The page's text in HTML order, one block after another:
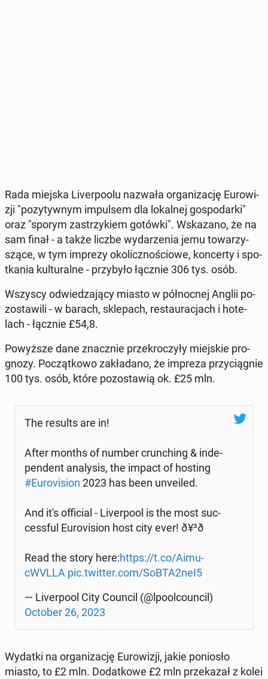
Rada miejska Li­ver­po­olu nazwała or­ga­ni­za­cję Eu­ro­wi­
zji "po­zy­tyw­nym im­pul­sem dla lo­kal­nej go­spo­dar­ki"
oraz "sporym za­strzy­kiem gotówki". Wska­za­no, że na
sam finał - a także liczbe wy­da­rze­nia jemu to­wa­rzy­
szą­ce, w tym imprezy oko­licz­no­ścio­we, kon­cer­ty i spo­
tka­nia kul­tu­ral­ne - przy­by­ło łącznie 306 tys. osób.
Wszyscy od­wie­dza­ją­cy miasto w pół­noc­nej Anglii po­
zo­sta­wi­li - w barach, skle­pach, re­stau­ra­cjach i ho­te­
lach - łącznie £54,8.
Po­wyż­sze dane znacz­nie prze­kro­czy­ły miej­skie pro­
gno­zy. Po­cząt­ko­wo za­kła­da­no, że impreza przy­cią­gnie
100 tys. osób, które po­zo­sta­wią ok. £25 mln.
The results are in!
After months of number crun­ching & in­de­
pen­dent ana­ly­sis, the impact of hosting
#Eu­ro­vi­sion 2023 has been unve­iled.
And it's of­fi­cial - Li­ver­po­ol is the most suc­
cess­ful Eu­ro­vi­sion host city ever! ð¥³ð
Read the story here:https://t.co/Aimu­
cWVL­LA pic.twitter.com/SoBTA2neI5
— Li­ver­po­ol City Council (@lpo­ol­co­un­cil)
October 26, 2023
Wydatki na or­ga­ni­za­cję Eu­ro­wi­zji, jakie po­nio­sło
miasto, to £2 mln. Do­dat­ko­we £2 mln prze­ka­zał z kolei